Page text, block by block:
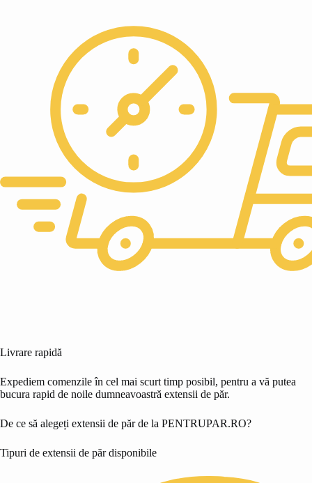
Livrare rapidă
Expediem comenzile în cel mai scurt timp posibil, pentru a vă putea
bucura rapid de noile dumneavoastră extensii de păr.
De ce să alegeți extensii de păr de la PENTRUPAR.RO?
Tipuri de extensii de păr disponibile